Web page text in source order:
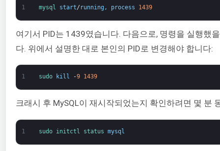
1 mysql start/ running , process 1439
여기서 PID는 1439였습니다. 다음으로, 명령을 실행했
다. 위에서 설명한 대로 본인의 PID로 변경해야 합니다:
1 sudo kill -9 1439
크래시 후 MySQL이 재시작되었는지 확인하려면 몇 분
1 sudo initctl status mysql